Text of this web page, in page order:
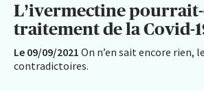
L’ivermectine
traitement de la Covid-
Le 09/09/2021 On n’en sait encore rien,
contradictoires.